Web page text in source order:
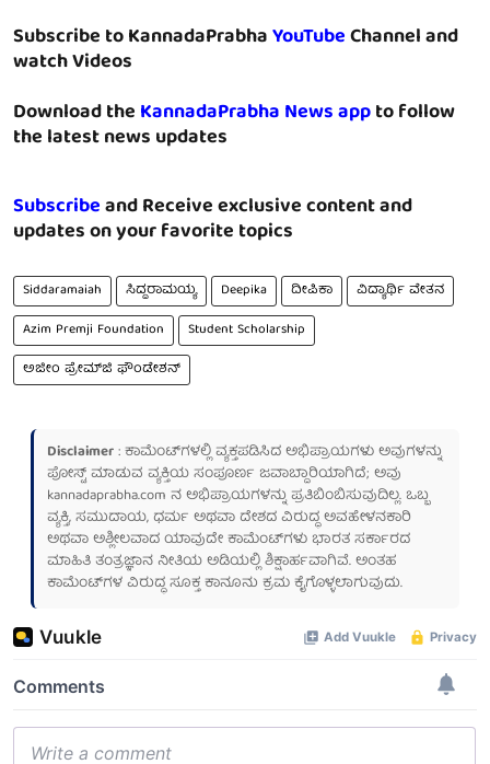
Subscribe to KannadaPrabhaYouTubeChannel and
watch Videos
Download theKannadaPrabha News appto follow
the latest news updates
Subscribeand Receive exclusive content and
updates on your favorite topics
Siddaramaiah ಸಿದ್ದರಾಮಯ್ಯ Deepika ದೀಪಿಕಾ
ವಿದ್ಯಾರ್ಥಿ ವೇತನ
Azim Premji Foundation
Student Scholarship
ಅಜೀಂ ಪ್ರೇಮ್‌ಜಿ ಫೌಂಡೇಶನ್
Disclaimer: ಕಾಮೆಂಟ್‌ಗಳಲ್ಲಿ ವ್ಯಕ್ತಪಡಿಸಿದ ಅಭಿಪ್ರಾಯಗಳು ಅವುಗಳನ್ನು
ಪೋಸ್ಟ್ ಮಾಡುವ ವ್ಯಕ್ತಿಯ ಸಂಪೂರ್ಣ ಜವಾಬ್ದಾರಿಯಾಗಿದೆ; ಅವು
kannadaprabha.com ನ ಅಭಿಪ್ರಾಯಗಳನ್ನು ಪ್ರತಿಬಿಂಬಿಸುವುದಿಲ್ಲ. ಒಬ್ಬ
ವ್ಯಕ್ತಿ, ಸಮುದಾಯ, ಧರ್ಮ ಅಥವಾ ದೇಶದ ವಿರುದ್ಧ ಅವಹೇಳನಕಾರಿ
ಅಥವಾ ಅಶ್ಲೀಲವಾದ ಯಾವುದೇ ಕಾಮೆಂಟ್‌ಗಳು ಭಾರತ ಸರ್ಕಾರದ
ಮಾಹಿತಿ ತಂತ್ರಜ್ಞಾನ ನೀತಿಯ ಅಡಿಯಲ್ಲಿ ಶಿಕ್ಷಾರ್ಹವಾಗಿವೆ. ಅಂತಹ
ಕಾಮೆಂಟ್‌ಗಳ ವಿರುದ್ಧ ಸೂಕ್ತ ಕಾನೂನು ಕ್ರಮ ಕೈಗೊಳ್ಳಲಾಗುವುದು.